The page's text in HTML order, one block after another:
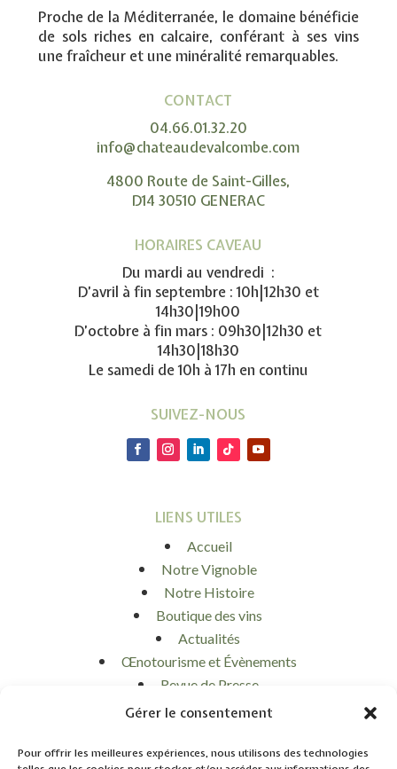
Gérer le consentement
Pour offrir les meilleures expériences, nous utilisons des technologies
Proche de la Méditerranée, le domaine bénéficie
de sols riches en calcaire, conférant à ses vins
une fraîcheur et une minéralité remarquables.
CONTACT
04.66.01.32.20
info@chateaudevalcombe.com
4800 Route de Saint-Gilles,
D14 30510 GENERAC
HORAIRES CAVEAU
Du mardi au vendredi :
D’avril à fin septembre : 10h|12h30 et
14h30|19h00
D’octobre à fin mars : 09h30|12h30 et
14h30|18h30
Le samedi de 10h à 17h en continu
SUIVEZ-NOUS
LIENS UTILES
Accueil
Notre Vignoble
Notre Histoire
Boutique des vins
Actualités
Œnotourisme et Évènements
Revue de Presse
Contact
Mon compte